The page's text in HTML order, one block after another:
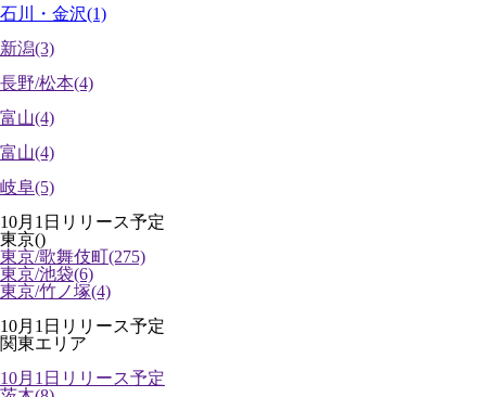
石川・金沢(1)
新潟(3)
長野/松本(4)
富山(4)
富山(4)
岐阜(5)
10月1日リリース予定
東京()
東京/歌舞伎町(275)
東京/池袋(6)
東京/竹ノ塚(4)
10月1日リリース予定
関東エリア
10月1日リリース予定